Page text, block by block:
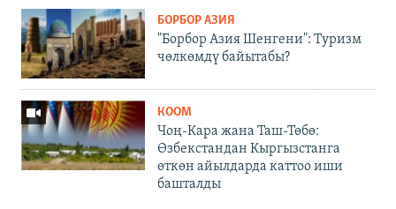
БОРБОР АЗИЯ
"Борбор Азия Шенгени": Туризм
чөлкөмдү байытабы?
КООМ
Чоң-Кара жана Таш-Төбө:
Өзбекстандан Кыргызстанга
өткөн айылдарда каттоо иши
башталды